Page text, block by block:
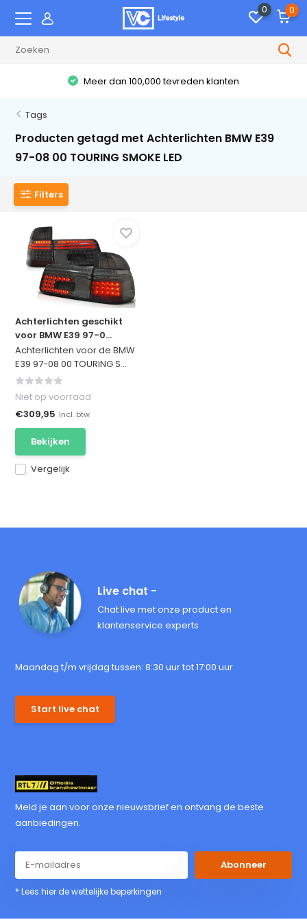
0 0
Meer dan 100,000 tevreden klanten
Tags
Producten getagd met Achterlichten BMW E39
97-08 00 TOURING SMOKE LED
Filters
Achterlichten geschikt
voor BMW E39 97-0...
Achterlichten voor de BMW
E39 97-08 00 TOURING S...
Vergelijk
Niet op voorraad
€309,95 Incl. btw
Bekijken
Live chat -
Chat live met onze product en
klantenservice experts
Maandag t/m vrijdag tussen: 8:30 uur tot 17:00 uur
Start live chat
Meld je aan voor onze nieuwsbrief en ontvang de beste
aanbiedingen.
Abonneer
* Lees hier de wettelijke beperkingen